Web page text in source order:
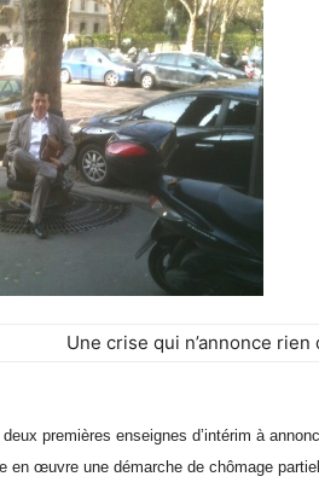
Une crise qui n’annonce
premières enseignes d’intérim à
en œuvre une démarche de chômage